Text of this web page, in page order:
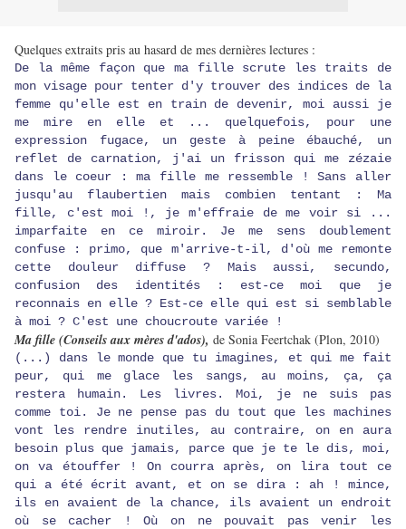
Quelques extraits pris au hasard de mes dernières lectures :
De la même façon que ma fille scrute les traits de
mon visage pour tenter d'y trouver des indices de la
femme qu'elle est en train de devenir, moi aussi je
me mire en elle et ... quelquefois, pour une
expression fugace, un geste à peine ébauché, un
reflet de carnation, j'ai un frisson qui me zézaie
dans le coeur : ma fille me ressemble ! Sans aller
jusqu'au flaubertien mais combien tentant : Ma
fille, c'est moi !, je m'effraie de me voir si ...
imparfaite en ce miroir. Je me sens doublement
confuse : primo, que m'arrive-t-il, d'où me remonte
cette douleur diffuse ? Mais aussi, secundo,
confusion des identités : est-ce moi que je
reconnais en elle ? Est-ce elle qui est si semblable
à moi ? C'est une choucroute variée !
Ma fille (Conseils aux mères d'ados), de Sonia Feertchak (Plon, 2010)
(...) dans le monde que tu imagines, et qui me fait
peur, qui me glace les sangs, au moins, ça, ça
restera humain. Les livres. Moi, je ne suis pas
comme toi. Je ne pense pas du tout que les machines
vont les rendre inutiles, au contraire, on en aura
besoin plus que jamais, parce que je te le dis, moi,
on va étouffer ! On courra après, on lira tout ce
qui a été écrit avant, et on se dira : ah ! mince,
ils en avaient de la chance, ils avaient un endroit
où se cacher ! Où on ne pouvait pas venir les